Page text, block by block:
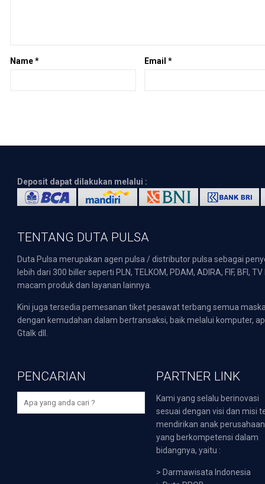
Name* Email *
Deposit dapat dilakukan melalui :
TENTANG DUTA PULSA
Duta Pulsa merupakan agen pulsa / distributor pulsa sebagai
lebih dari 300 biller seperti PLN, TELKOM, PDAM, ADIRA, FIF,
macam produk dan layanan lainnya.
Kini juga tersedia pemesanan tiket pesawat terbang semua
dengan kemudahan dalam bertransaksi, baik melalui komputer,
Gtalk dll.
PENCARIAN PARTNER LINK
Kami yang selalu berinovasi
sesuai dengan visi dan misi
mendirikan anak perusahaan
yang berkompetensi dalam
bidangnya, yaitu :
> Darmawisata Indonesia